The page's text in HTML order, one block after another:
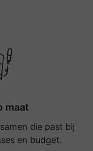
op de
weer
van de reis,
voor de
maat
die past bij
en budget.